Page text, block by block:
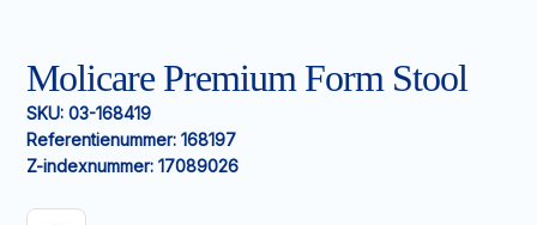
Molicare Premium Form Stool
SKU: 03-168419
Referentienummer: 168197
Z-indexnummer: 17089026